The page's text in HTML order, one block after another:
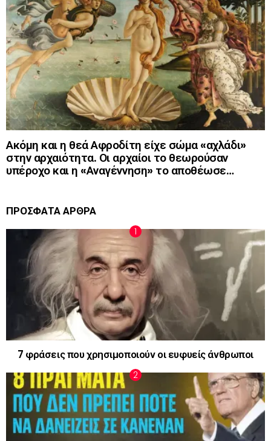
Ακόμη και η θεά Αφροδίτη είχε σώμα «αχλάδι»
στην αρχαιότητα. Οι αρχαίοι το θεωρούσαν
υπέροχο και η «Αναγέννηση» το αποθέωσε…
ΠΡΟΣΦΑΤΑ ΑΡΘΡΑ
7 φράσεις που χρησιμοποιούν οι ευφυείς άνθρωποι